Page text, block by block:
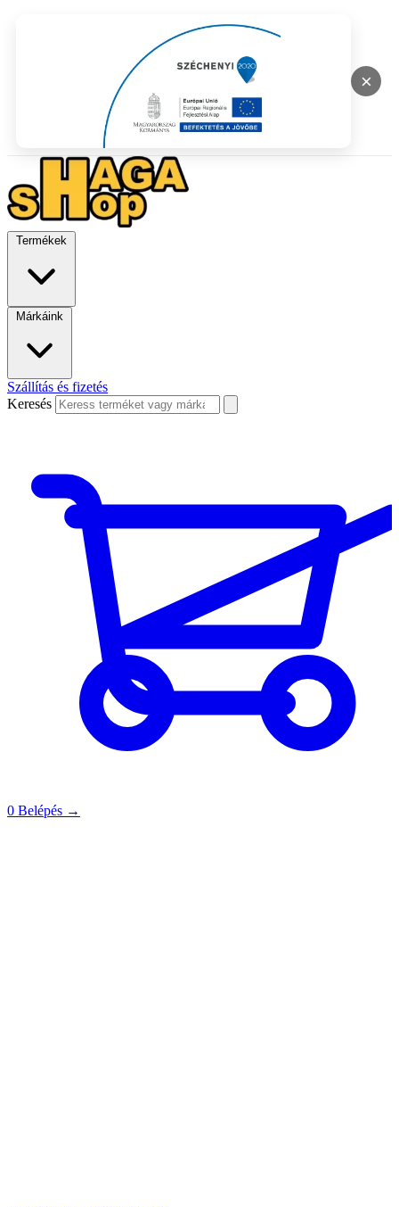
×
Termékek
Márkáink
Szállítás és fizetés
Keresés
0 Belépés →